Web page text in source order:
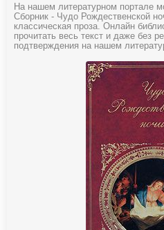
На нашем литературном портале
Сборник - Чудо Рождественской
классическая проза. Онлайн
прочитать весь текст и даже без
подтверждения на нашем